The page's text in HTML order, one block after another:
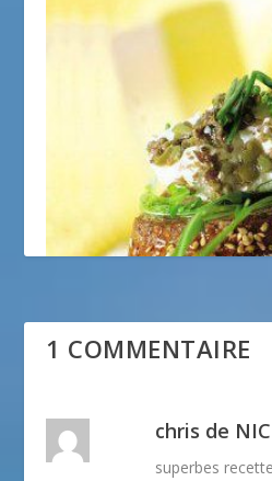
1 COMMENTAIRE
chris de
superbes